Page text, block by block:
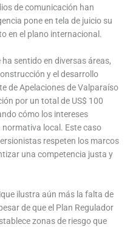
de comunicación han
pone en tela de juicio su
en el plano internacional.
ha sentido en diversas áreas,
y el desarrollo
de Apelaciones de Valparaíso
por un total de US$ 100
cómo los intereses
local. Este caso
respeten los marcos
una competencia justa y
ilustra aún más la falta de
de que el Plan Regulador
zonas de riesgo que